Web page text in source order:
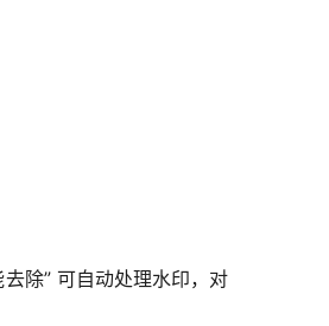
除” 可自动处理水印，对